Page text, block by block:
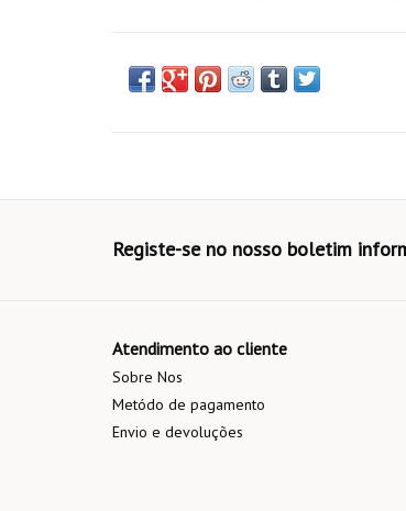
Registe-se no nosso boletim
Atendimento ao cliente
Sobre Nos
Metódo de pagamento
Envio e devoluções